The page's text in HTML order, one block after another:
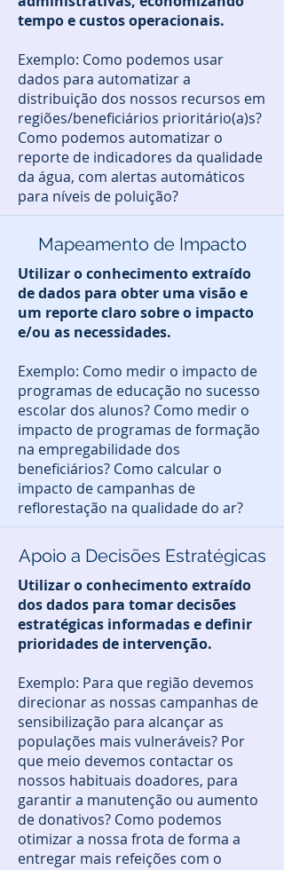
tempo e custos operacionais.
Exemplo: Como podemos usar
dados para automatizar a
distribuição dos nossos recursos em
regiões/beneficiários prioritário(a)s?
Como podemos automatizar o
reporte de indicadores da qualidade
da água, com alertas automáticos
para níveis de poluição?
Mapeamento de Impacto
Utilizar o conhecimento extraído
de dados para obter uma visão e
um reporte claro sobre o impacto
e/ou as necessidades.
Exemplo: Como medir o impacto de
programas de educação no sucesso
escolar dos alunos? Como medir o
impacto de programas de formação
na empregabilidade dos
beneficiários? Como calcular o
impacto de campanhas de
reflorestação na qualidade do ar?
Apoio a Decisões Estratégicas
Utilizar o conhecimento extraído
dos dados para tomar decisões
estratégicas informadas e definir
prioridades de intervenção.
Exemplo: Para que região devemos
direcionar as nossas campanhas de
sensibilização para alcançar as
populações mais vulneráveis? Por
que meio devemos contactar os
nossos habituais doadores, para
garantir a manutenção ou aumento
de donativos? Como podemos
otimizar a nossa frota de forma a
entregar mais refeições com o